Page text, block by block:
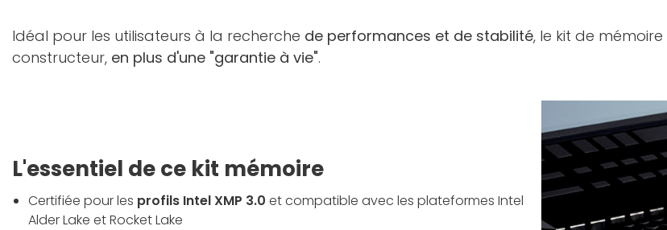
Idéal pour les utilisateurs à la recherche de performances et de stabilité, le kit de mémoire
constructeur, en plus d'une "garantie à vie".
L'essentiel de ce kit mémoire
Certifiée pour les profils Intel XMP 3.0 et compatible avec les plateformes Intel
Alder Lake et Rocket Lake